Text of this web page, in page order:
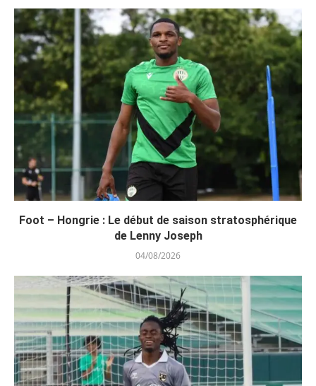
Foot – Hongrie : Le début de saison stratosphérique
de Lenny Joseph
04/08/2026